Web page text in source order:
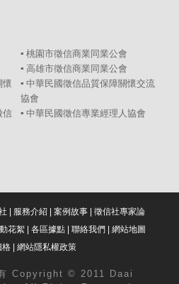
▪ 桃園市徵信商業同業公會
▪ 高雄市徵信商業同業公會
懷
▪ 中華民國徵信品質保障關懷交流
協會
信
▪ 中華民國徵信專業經理人協會
| 服務介紹| 案例故事| 徵信社專家論
花絮| 各區據點| 聯絡我們| 網站地圖
格 |網站隱私權政策
Copyright © 2011 Daai